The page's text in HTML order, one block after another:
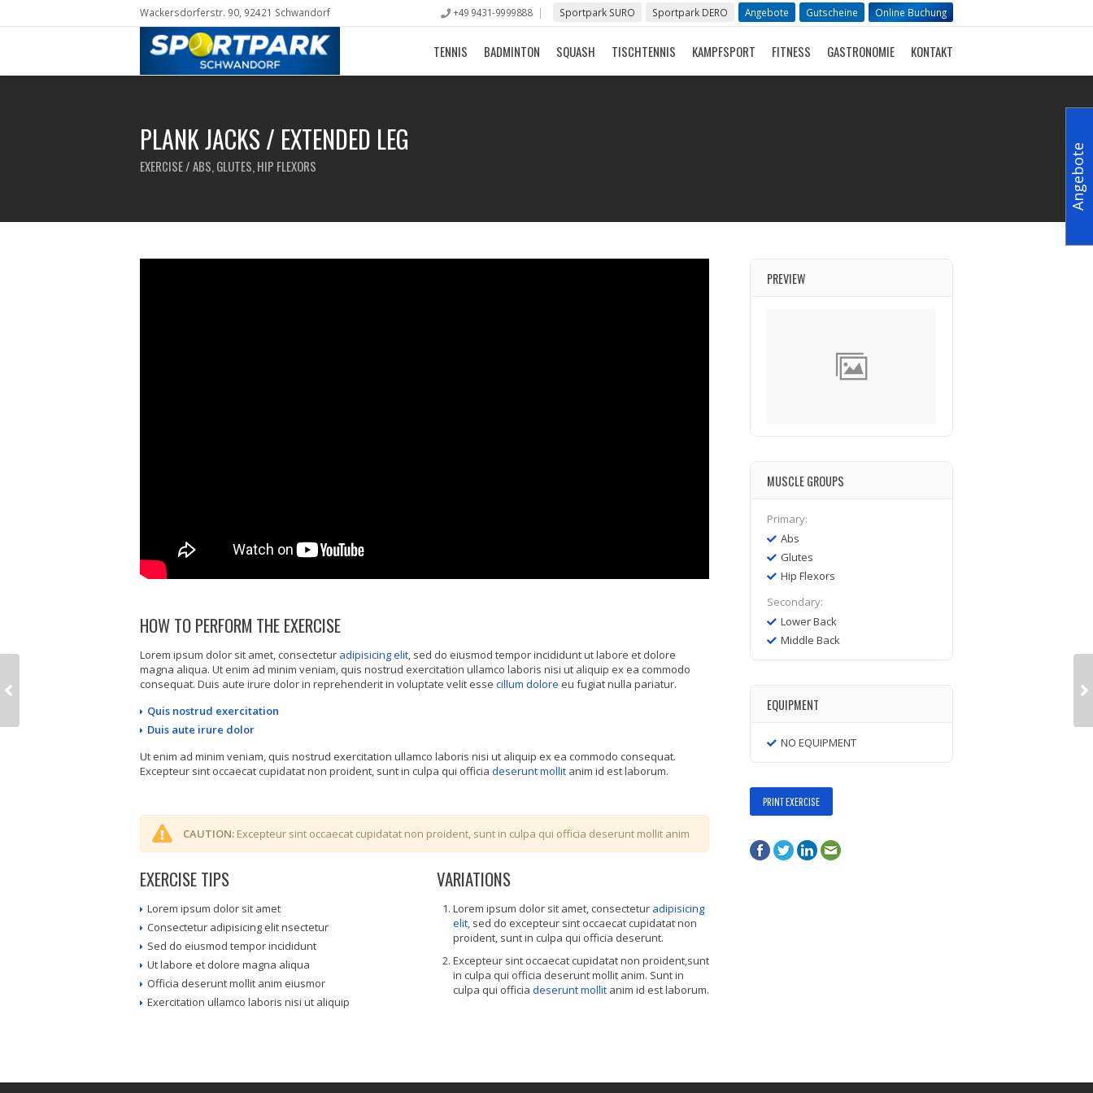
Wackersdorferstr. 90, 92421 Schwandorf +49 9431-9999888 Sportpark SURO Sportpark DERO Angebote Gutscheine Online Buchung
TENNIS BADMINTON SQUASH TISCHTENNIS KAMPFSPORT FITNESS GASTRONOMIE KONTAKT
PLANK JACKS / EXTENDED LEG
EXERCISE / ABS, GLUTES, HIP FLEXORS
HOW TO PERFORM THE EXERCISE
Lorem ipsum dolor sit amet, consectetur adipisicing elit, sed do eiusmod tempor incididunt ut labore et dolore
magna aliqua. Ut enim ad minim veniam, quis nostrud exercitation ullamco laboris nisi ut aliquip ex ea commodo
consequat. Duis aute irure dolor in reprehenderit in voluptate velit esse cillum dolore eu fugiat nulla pariatur.
Quis nostrud exercitation
Duis aute irure dolor
Ut enim ad minim veniam, quis nostrud exercitation ullamco laboris nisi ut aliquip ex ea commodo consequat.
Excepteur sint occaecat cupidatat non proident, sunt in culpa qui officia deserunt mollit anim id est laborum.
CAUTION: Excepteur sint occaecat cupidatat non proident, sunt in culpa qui officia deserunt mollit anim
EXERCISE TIPS
Lorem ipsum dolor sit amet
Consectetur adipisicing elit nsectetur
Sed do eiusmod tempor incididunt
Ut labore et dolore magna aliqua
Officia deserunt mollit anim eiusmor
Exercitation ullamco laboris nisi ut aliquip
VARIATIONS
Lorem ipsum dolor sit amet, consectetur adipisicing
elit, sed do excepteur sint occaecat cupidatat non
proident, sunt in culpa qui officia deserunt.
Excepteur sint occaecat cupidatat non proident,sunt
in culpa qui officia deserunt mollit anim. Sunt in
culpa qui officia deserunt mollit anim id est laborum.
PREVIEW
MUSCLE GROUPS
Primary:
Abs
Glutes
Hip Flexors
Secondary:
Lower Back
Middle Back
EQUIPMENT
NO EQUIPMENT
PRINT EXERCISE
Angebote